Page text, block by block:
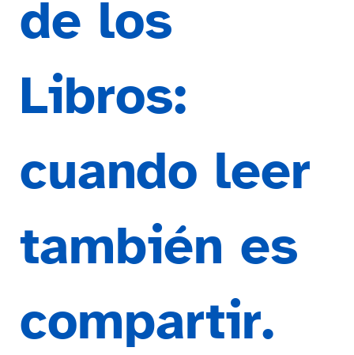
de los
Libros:
cuando leer
también es
compartir.